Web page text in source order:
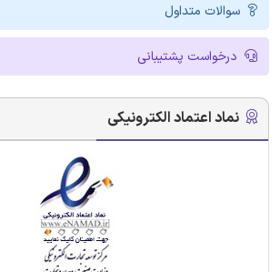
سوالات متداول
درخواست پشتیبانی
نماد اعتماد الکترونیکی